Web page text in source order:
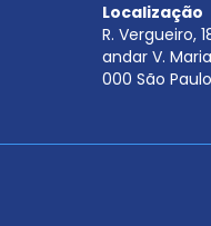
Localização
R. Vergueiro,
andar V.
000 São